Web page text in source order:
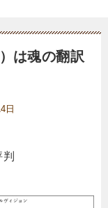
は魂の翻訳
日